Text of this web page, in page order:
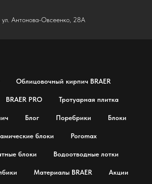
Антонова-Овсеенко, 28А
Облицовочный кирпич BRAER
BRAER PRO Тротуарная плитка
Блог Поребрики Блоки
блоки Poromax
блоки Водоотводные лотки
Материалы BRAER Акции